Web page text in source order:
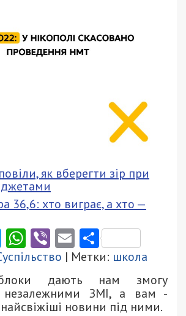
як вберегти зір при
36,6: хто виграє, а хто —
Twitter
WhatsApp
ViberEmail
| Метки: школа
дають нам змогу
незалежними ЗМІ, а вам -
новини під ними.